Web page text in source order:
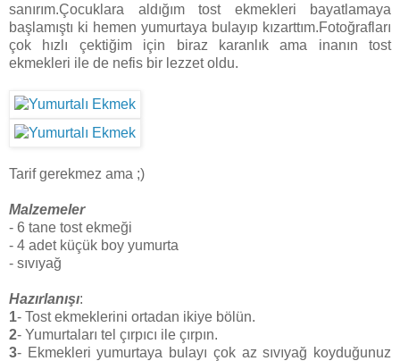
sanırım.Çocuklara aldığım tost ekmekleri bayatlamaya
başlamıştı ki hemen yumurtaya bulayıp kızarttım.Fotoğrafları
çok hızlı çektiğim için biraz karanlık ama inanın tost
ekmekleri ile de nefis bir lezzet oldu.
Tarif gerekmez ama ;)
Malzemeler
- 6 tane tost ekmeği
- 4 adet küçük boy yumurta
- sıvıyağ
Hazırlanışı:
1- Tost ekmeklerini ortadan ikiye bölün.
2- Yumurtaları tel çırpıcı ile çırpın.
3- Ekmekleri yumurtaya bulayı çok az sıvıyağ koyduğunuz